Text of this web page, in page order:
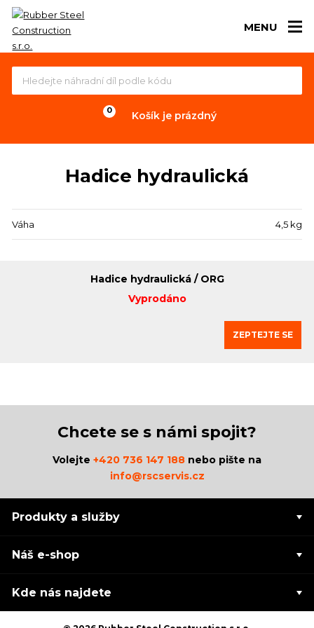
MENU
Košík je prázdný
Hadice hydraulická
Váha 4,5 kg
Hadice hydraulická / ORG
Vyprodáno
ZEPTEJTE SE
Chcete se s námi spojit?
Volejte +420 736 147 188 nebo pište na
info@rscservis.cz
Produkty a služby
Náš e-shop
Kde nás najdete